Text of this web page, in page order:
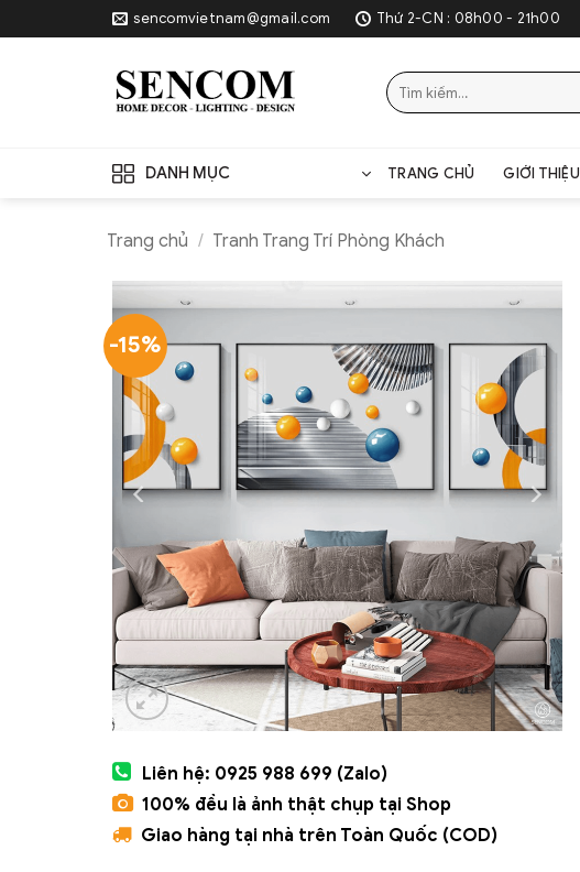
to
sencomvietnam@gmail.com Thứ 2-CN : 08h00 - 21h00
Tìm
kiếm:
DANH MỤC TRANG CHỦ GIỚI THIỆU
Trang chủ / Tranh Trang Trí Phòng Khách
-15%
Liên hệ: 0925 988 699 (Zalo)
100% đều là ảnh thật chụp tại Shop
Giao hàng tại nhà trên Toàn Quốc (COD)